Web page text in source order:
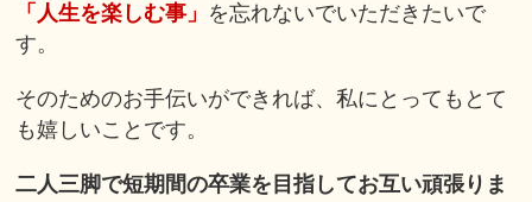
「人生を楽しむ事」 を忘れないでいただきたいで
す。
そのためのお手伝いができれば、私にとってもとて
も嬉しいことです。
二人三脚で短期間の卒業を目指してお互い頑張りま